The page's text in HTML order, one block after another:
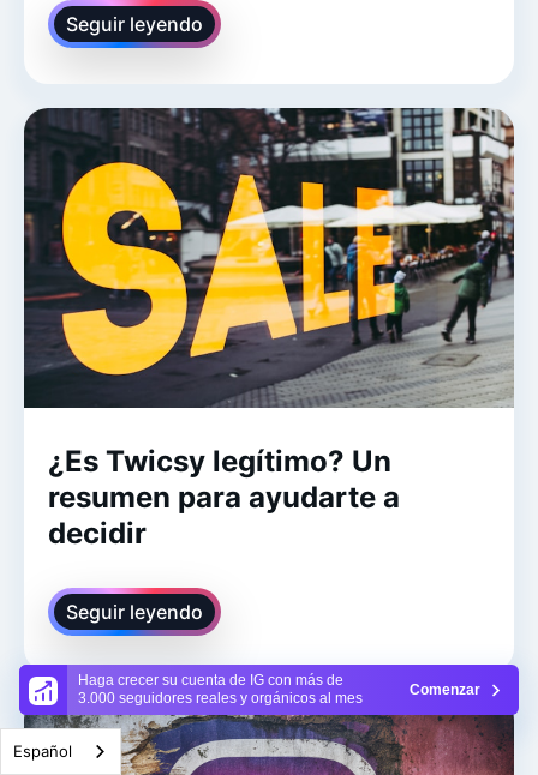
Haga crecer su cuenta de IG con más de
3.000 seguidores reales y orgánicos al mes
Comenzar
Seguir leyendo
¿Es Twicsy legítimo? Un
resumen para ayudarte a
decidir
Seguir leyendo
Español